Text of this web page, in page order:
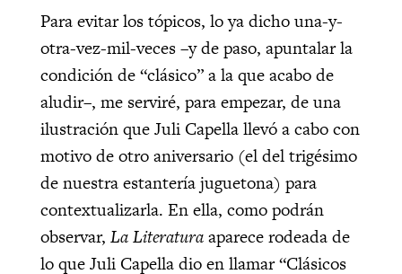
Para evitar los tópicos, lo ya dicho una-y-
otra-vez-mil-veces –y de paso, apuntalar la
condición de “clásico” a la que acabo de
aludir–, me serviré, para empezar, de una
ilustración que Juli Capella llevó a cabo con
motivo de otro aniversario (el del trigésimo
de nuestra estantería juguetona) para
contextualizarla. En ella, como podrán
observar, La Literaturaaparece rodeada de
lo que Juli Capella dio en llamar “Clásicos